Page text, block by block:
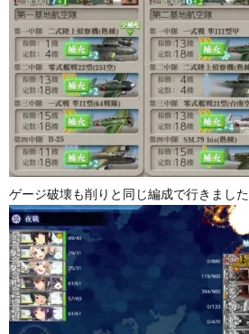
ゲージ破壊も削りと同じ編成で行きました